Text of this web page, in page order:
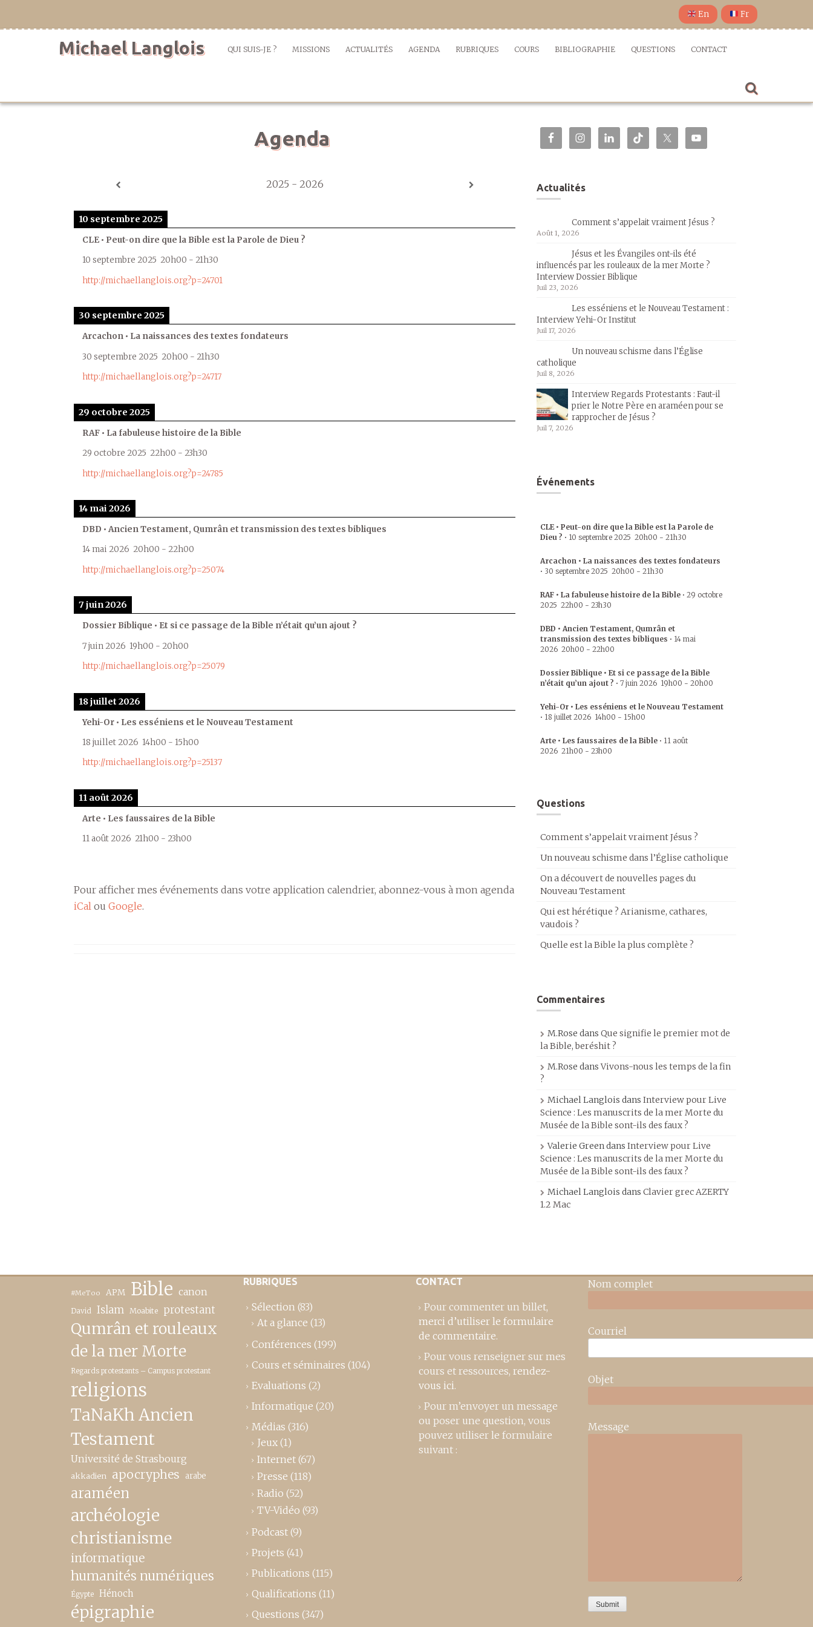
En Fr
Michael Langlois QUI SUIS-JE ? MISSIONS ACTUALITÉS AGENDA RUBRIQUES COURS BIBLIOGRAPHIE QUESTIONS CONTACT
Agenda
2025 - 2026
10 septembre 2025
CLE • Peut-on dire que la Bible est la Parole de Dieu ?
10 septembre 2025 20h00 - 21h30
http://michaellanglois.org?p=24701
30 septembre 2025
Arcachon • La naissances des textes fondateurs
30 septembre 2025 20h00 - 21h30
http://michaellanglois.org?p=24717
29 octobre 2025
RAF • La fabuleuse histoire de la Bible
29 octobre 2025 22h00 - 23h30
http://michaellanglois.org?p=24785
14 mai 2026
DBD • Ancien Testament, Qumrân et transmission des textes bibliques
14 mai 2026 20h00 - 22h00
http://michaellanglois.org?p=25074
7 juin 2026
Dossier Biblique • Et si ce passage de la Bible n’était qu’un ajout ?
7 juin 2026 19h00 - 20h00
http://michaellanglois.org?p=25079
18 juillet 2026
Yehi-Or • Les esséniens et le Nouveau Testament
18 juillet 2026 14h00 - 15h00
http://michaellanglois.org?p=25137
11 août 2026
Arte • Les faussaires de la Bible
11 août 2026 21h00 - 23h00
Pour afficher mes événements dans votre application calendrier, abonnez-vous à mon agenda
iCal ou Google.
Actualités
Comment s’appelait vraiment Jésus ?
Août 1, 2026
Jésus et les Évangiles ont-ils été
influencés par les rouleaux de la mer Morte ?
Interview Dossier Biblique
Juil 23, 2026
Les esséniens et le Nouveau Testament :
Interview Yehi-Or Institut
Juil 17, 2026
Un nouveau schisme dans l’Église
catholique
Juil 8, 2026
Interview Regards Protestants : Faut-il
prier le Notre Père en araméen pour se
rapprocher de Jésus ?
Juil 7, 2026
Événements
CLE • Peut-on dire que la Bible est la Parole de
Dieu ? • 10 septembre 2025 20h00 - 21h30
Arcachon • La naissances des textes fondateurs
• 30 septembre 2025 20h00 - 21h30
RAF • La fabuleuse histoire de la Bible • 29 octobre
2025 22h00 - 23h30
DBD • Ancien Testament, Qumrân et
transmission des textes bibliques • 14 mai
2026 20h00 - 22h00
Dossier Biblique • Et si ce passage de la Bible
n’était qu’un ajout ? • 7 juin 2026 19h00 - 20h00
Yehi-Or • Les esséniens et le Nouveau Testament
• 18 juillet 2026 14h00 - 15h00
Arte • Les faussaires de la Bible • 11 août
2026 21h00 - 23h00
Questions
Comment s’appelait vraiment Jésus ?
Un nouveau schisme dans l’Église catholique
On a découvert de nouvelles pages du
Nouveau Testament
Qui est hérétique ? Arianisme, cathares,
vaudois ?
Quelle est la Bible la plus complète ?
Commentaires
M.Rose dans Que signifie le premier mot de
la Bible, beréshit ?
M.Rose dansVivons-nous les temps de la fin
?
Michael Langlois dans Interview pour Live
Science : Les manuscrits de la mer Morte du
Musée de la Bible sont-ils des faux ?
Valerie Greendans Interview pour Live
Science : Les manuscrits de la mer Morte du
Musée de la Bible sont-ils des faux ?
Michael Langlois dans Clavier grec AZERTY
1.2 Mac
#MeToo APM Bible canon
David Islam Moabite protestant
Qumrân et rouleaux
de la mer Morte
Regards protestants – Campus protestant
religions
TaNaKh Ancien
Testament
Université de Strasbourg
akkadien apocryphes arabe
araméen
archéologie
christianisme
informatique
humanités numériques
Égypte Hénoch
épigraphie
RUBRIQUES
Sélection (83)
At a glance (13)
Conférences (199)
Cours et séminaires (104)
Evaluations (2)
Informatique (20)
Médias (316)
Jeux (1)
Internet (67)
Presse (118)
Radio (52)
TV-Vidéo (93)
Podcast (9)
Projets (41)
Publications (115)
Qualifications (11)
Questions (347)
CONTACT
Pour commenter un billet,
merci d’utiliser le formulaire
de commentaire.
Pour vous renseigner sur mes
cours et ressources, rendez-
vous ici.
Pour m’envoyer un message
ou poser une question, vous
pouvez utiliser le formulaire
suivant :
Nom complet
Courriel
Objet
Message